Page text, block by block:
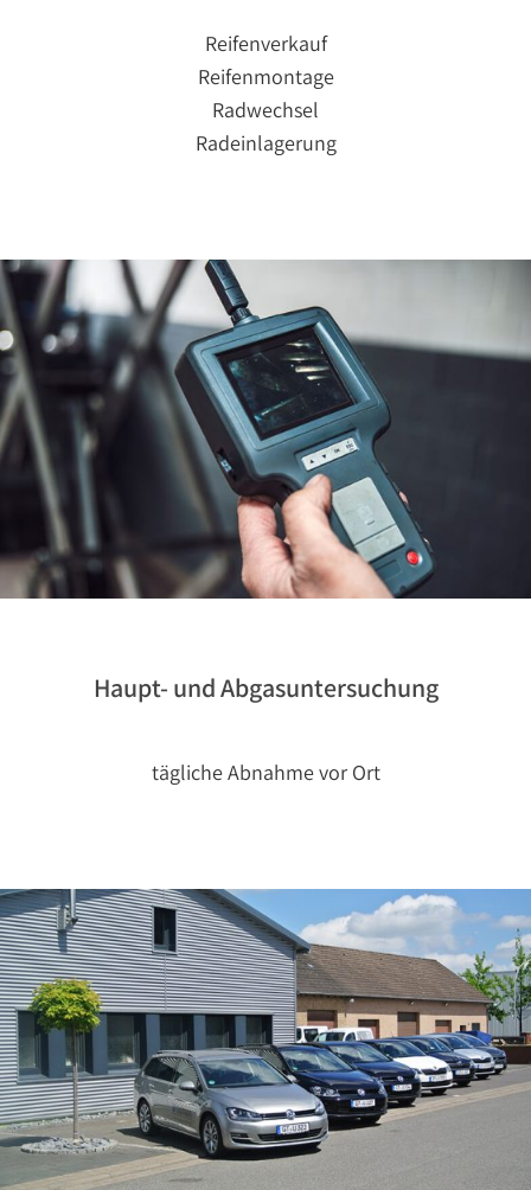
Reifenverkauf
Reifenmontage
Radwechsel
Radeinlagerung
Haupt- und Abgasuntersuchung
tägliche Abnahme vor Ort